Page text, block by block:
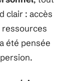
clair : accès
ressources
été pensée